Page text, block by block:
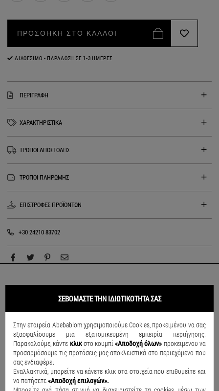
ΠΡΟΣΘΗΚΗ ΣΤΟ ΚΑΛΑΘΙ
ΔΙΑΘΈΣΙΜΟ - ΠΑΡΆΔΟΣΗ ΣΕ 1-3 ΗΜΈΡΕΣ
ΠΕΡΙΓΡΑΦΗ
ΧΑΡΑΚΤΗΡΙΣΤΙΚΑ
ΤΡΟΠΟΙ ΑΠΟΣΤΟΛΗΣ
ΤΡΟΠΟΙ ΠΛΗΡΩΜΗΣ
ΕΠΙΣΤΡΟΦΕΣ ΠΡΟΪΟΝΤΩΝ
+30 24210 83702
ΣΥΝΔΥΑΣΕ ΤΟ
SALE SALE
ΣΕΒΟΜΑΣΤΕ ΤΗΝ ΙΔΙΩΤΙΚΟΤΗΤΑ ΣΑΣ
Στην εταιρεία Abebablom χρησιμοποιούμε Cookies, προκειμένου να σας
εξασφαλίσουμε μια εξατομικευμένη εμπειρία περιήγησης.
Παρακαλούμε, κάντε κλικστο κουμπί«Αποδοχή όλων» προκειμένου να
προσαρμόσουμε τις προτάσεις μας αποκλειστικά στο περιεχόμενο που
σας ενδιαφέρει.
Εναλλακτικά, μπορείτε να κάνετε κλικ στα στοιχεία που επιθυμείτε και
να πατήσετε«Αποδοχή επιλογών».